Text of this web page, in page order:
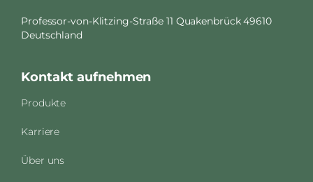
Professor-von-Klitzing-Straße 11 Quakenbrück 49610
Deutschland
Kontakt aufnehmen
Produkte
Karriere
Über uns